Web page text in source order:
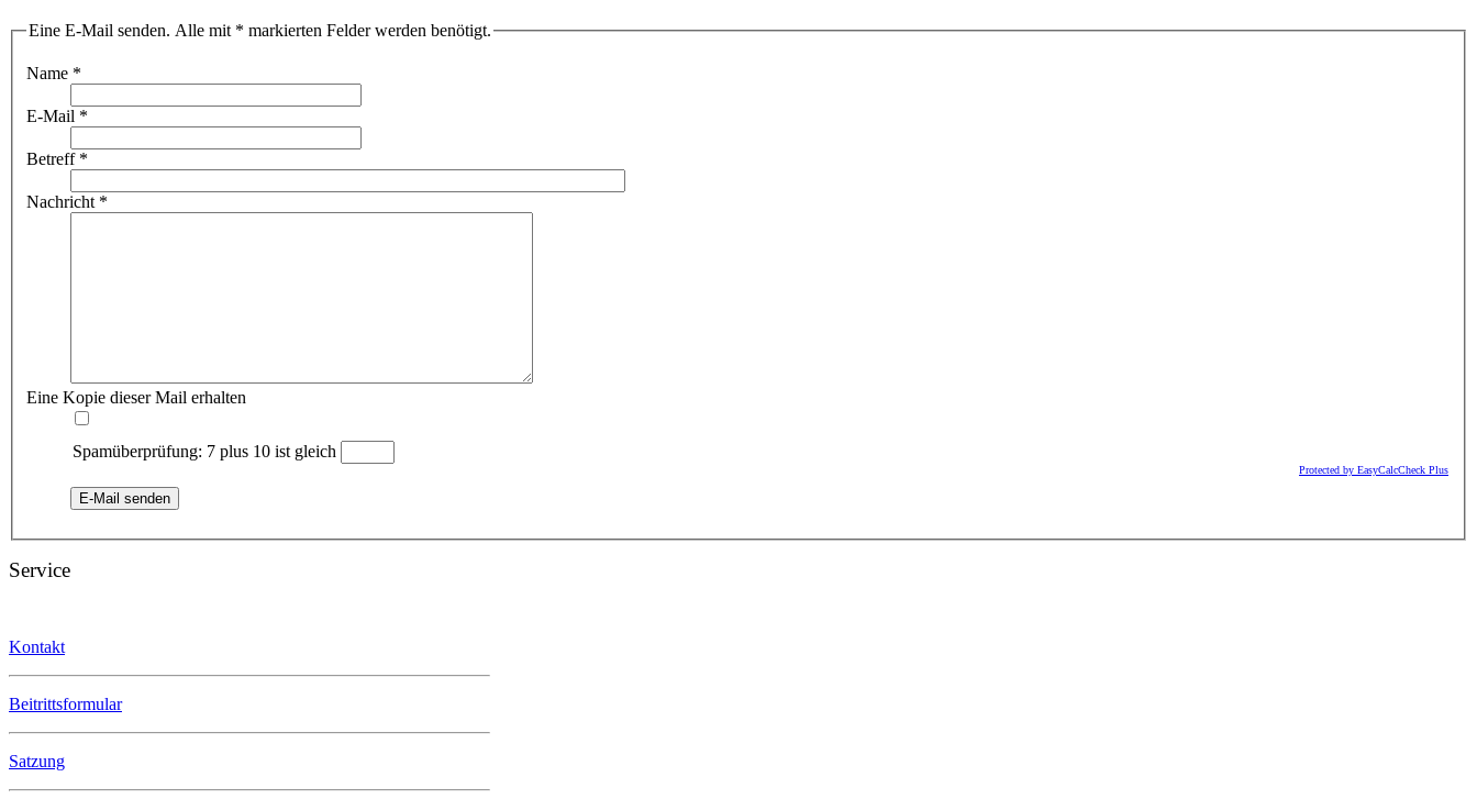
Eine E-Mail senden. Alle mit * markierten Felder werden benötigt.
Name *
E-Mail *
Betreff*
Nachricht *
Eine Kopie dieser Mail erhalten
Spamüberprüfung: 7 plus 10 ist gleich
Protected by EasyCalcCheck Plus
E-Mail senden
Service
Kontakt
Beitrittsformular
Satzung